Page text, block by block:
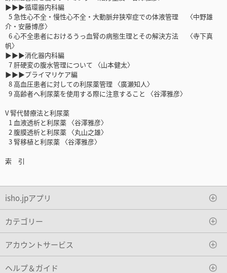
▶▶▶循環器内科編
5 急性心不全・慢性心不全・大動脈弁狭窄症での体液管理 〈中野雄
介・安藤博彦〉
6 心不全患者におけるうっ血腎の病態生理とその解決方法 〈寺下真
帆〉
▶▶▶消化器内科編
7 肝硬変の腹水管理について 〈山本健太〉
▶▶▶プライマリケア編
8 高血圧患者に対しての利尿薬管理 〈廣瀬知人〉
9 高齢者へ利尿薬を使用する際に注意すること 〈谷澤雅彦〉
V 腎代替療法と利尿薬
1 血液透析と利尿薬 〈谷澤雅彦〉
2 腹膜透析と利尿薬 〈丸山之雄〉
3 腎移植と利尿薬 〈谷澤雅彦〉
索 引
isho.jpアプリ
カテゴリー
アカウントサービス
ヘルプ＆ガイド